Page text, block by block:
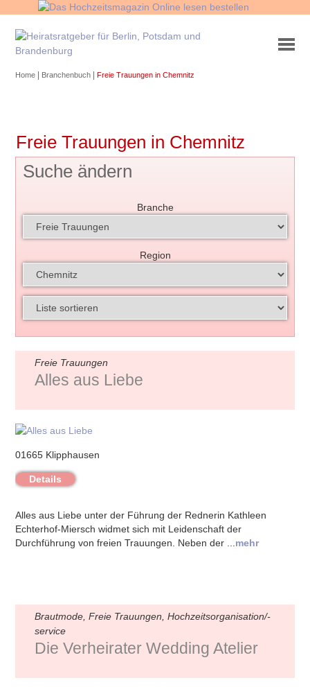
Home Branchenbuch |Freie Trauungen in Chemnitz
Freie Trauungen in Chemnitz
Suche ändern
Branche
Region
Freie Trauungen
Alles aus Liebe
01665 Klipphausen
Details
Alles aus Liebe unter der Führung der Rednerin Kathleen
Echterhof-Miersch widmet sich mit Leidenschaft der
Durchführung von freien Trauungen. Neben der ... mehr
Brautmode, Freie Trauungen, Hochzeitsorganisation/-
service
Die Verheirater Wedding Atelier